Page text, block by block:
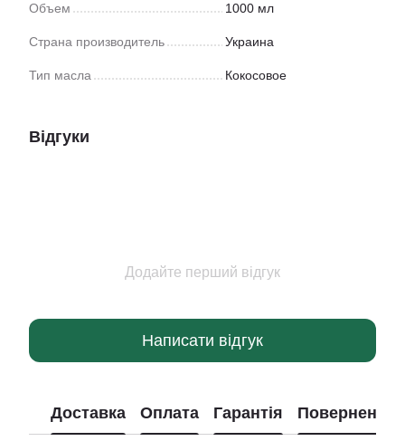
Объем 1000 мл
Страна производитель Украина
Тип масла Кокосовое
Відгуки
Додайте перший відгук
Написати відгук
Доставка Оплата Гарантія Повернення